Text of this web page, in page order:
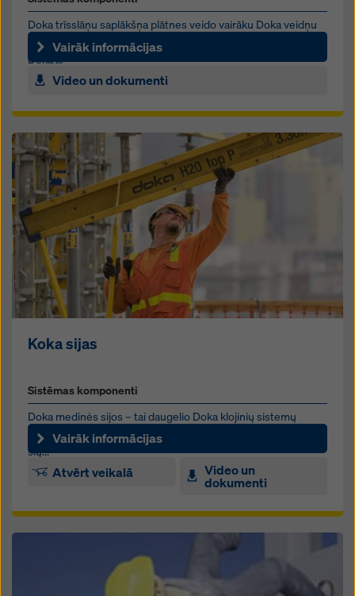
Doka trīsslāņu saplākšņa plātnes veido vairāku Doka veidņu
sistēmu pamatu, un tām ir plašas izmantošanas iespējas.
Doka ...
Vairāk informācijas
Video un dokumenti
Koka sijas
Sistēmas komponenti
Doka medinės sijos – tai daugelio Doka klojinių sistemų
pagrindas, kurio panaudojimas universalus. Šimtai tūkstančių
šių...
Vairāk informācijas
Atvērt veikalā
Video un
dokumenti